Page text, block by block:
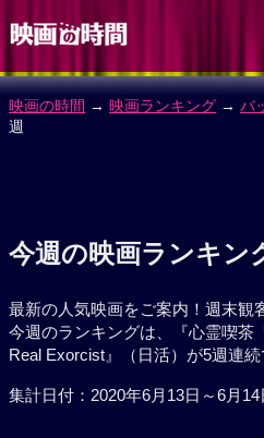
映画の時間 → 映画ランキング → バ
週
今週の映画ランキン
最新の人気映画をご案内！週末観
今週のランキングは、『心霊喫茶
Real Exorcist』（日活）が5週連続
集計日付：2020年6月13日～6月14